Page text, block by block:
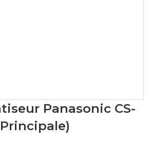
Panasonic CS-